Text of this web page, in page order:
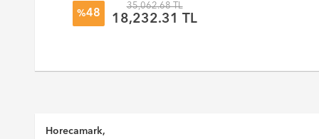
%48
35,062.68 TL
18,232.31 TL
Horecamark,